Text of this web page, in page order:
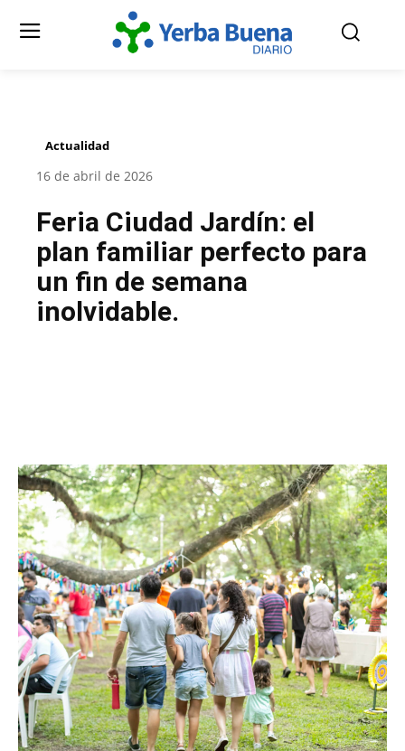
Actualidad
16 de abril de 2026
Feria Ciudad Jardín: el
plan familiar perfecto para
un fin de semana
inolvidable.